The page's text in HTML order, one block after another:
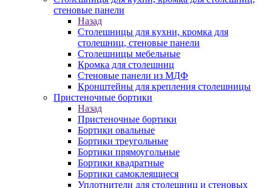
стеновые панели
Назад
Столешницы для кухни, кромка для
столешниц, стеновые панели
Столешницы мебельные
Кромка для столешниц
Стеновые панели из МДФ
Кронштейны для крепления столешницы
Пристеночные бортики
Назад
Пристеночные бортики
Бортики овальные
Бортики треугольные
Бортики прямоугольные
Бортики квадратные
Бортики самоклеящиеся
Уплотнители для столешниц и стеновых